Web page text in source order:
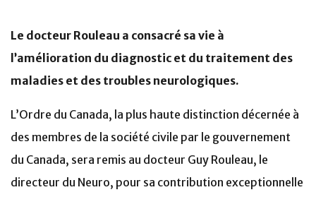
Le docteur Rouleau a consacré sa vie à
l’amélioration du diagnostic et du traitement des
maladies et des troubles neurologiques.
L’Ordre du Canada, la plus haute distinction décernée à
des membres de la société civile par le gouvernement
du Canada, sera remis au docteur Guy Rouleau, le
directeur du Neuro, pour sa contribution exceptionnelle